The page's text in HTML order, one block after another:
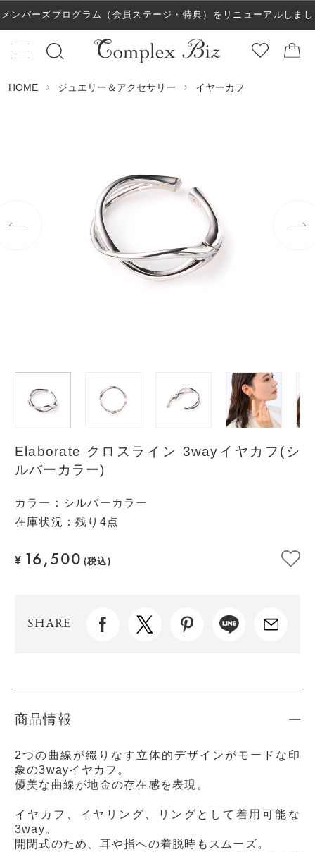
メンバーズプログラム（会員ステージ・特典）をリニューアルしまし
た！
HOME ジュエリー＆アクセサリー イヤーカフ
Elaborate クロスライン 3wayイヤカフ(シ
ルバーカラー)
カラー ： シルバーカラー
在庫状況：残り4点
¥ 16,500 (税込)
SHARE
商品情報
2つの曲線が織りなす立体的デザインがモードな印
象の3wayイヤカフ。
優美な曲線が地金の存在感を表現。
イヤカフ、イヤリング、リングとして着用可能な
3way。
開閉式のため、耳や指への着脱時もスムーズ。